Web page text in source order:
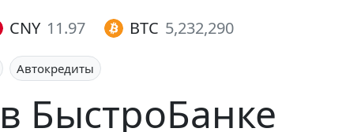
CNY 11.97 BTC 5,232,290
Автокредиты
БыстроБанке